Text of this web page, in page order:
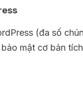
(đa số
mật cơ bản